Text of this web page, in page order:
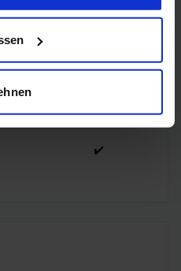
Lage erfassen,
genau sein können
nach bestimmten
Ihre persönlichen Daten
Sie Ihre Präferenzen im
wir Informationen zu Ihrer
✔️